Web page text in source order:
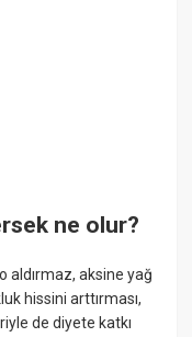
ne olur?
aldırmaz, aksine yağ
hissini arttırması,
de diyete katkı